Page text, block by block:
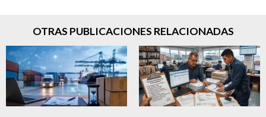
OTRAS PUBLICACIONES RELACIONADAS